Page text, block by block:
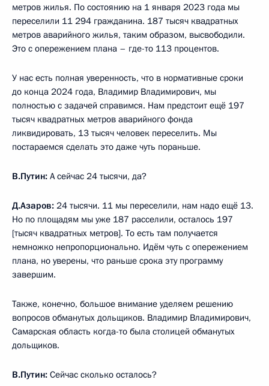
метров жилья. По состоянию на 1 января 2023 года мы
переселили 11 294 гражданина. 187 тысяч квадратных
метров аварийного жилья, таким образом, высвободили.
Это с опережением плана – где-то 113 процентов.
У нас есть полная уверенность, что в нормативные сроки
до конца 2024 года, Владимир Владимирович, мы
полностью с задачей справимся. Нам предстоит ещё 197
тысяч квадратных метров аварийного фонда
ликвидировать, 13 тысяч человек переселить. Мы
постараемся сделать это даже чуть пораньше.
В.Путин: А сейчас 24 тысячи, да?
Д.Азаров: 24 тысячи. 11 мы переселили, нам надо ещё 13.
Но по площадям мы уже 187 расселили, осталось 197
[тысяч квадратных метров]. То есть там получается
немножко непропорционально. Идём чуть с опережением
плана, но уверены, что раньше срока эту программу
завершим.
Также, конечно, большое внимание уделяем решению
вопросов обманутых дольщиков. Владимир Владимирович,
Самарская область когда-то была столицей обманутых
дольщиков.
В.Путин: Сейчас сколько осталось?